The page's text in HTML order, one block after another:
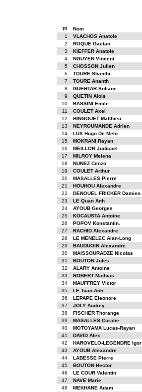
Pl Nom
1
VLACHOS Anatole
2
ROQUE Gaetan
3
KIEFFER Anatole
4
NGUYEN Vincent
5
CHOSSON Julien
6
TOURE Shanthi
7
TOURE Ananth
8
GUEHTAR Sofiane
9
QUETIN Alois
10
BASSINI Emile
11
COULET Axel
12
HINGOUET Matthieu
13
NEYROUMANDE Adrien
14
LUX Hugo De Melo
15
MOKRANI Rayan
16
MEILLON Judicael
17
MILROY Melena
18
NUNEZ Cenzo
19
COULET Arthur
20
MASALLES Pierre
21
HOUHOU Alexandre
22
DENOUEL FRICKER Damien
23
LE Quan Anh
24
AYOUB Georges
25
KOCAUSTA Antoine
26
POPOV Konstantin.
27
RACHID Alexandre
28
LE MENELEC Alan-Long
29
BAUDUOIN Alexandre
30
MAISSOURADZE Nicolas
31
BOUTON Jules
32
ALARY Antoine
33
ROBERT Mathias
34
MAUFFREY Victor
35
LE Tuan Anh
36
LEPAPE Eleonore
37
JOLY Audrey
38
FISCHER Thorange
39
MASALLES Coralie
40
MOTOYAMA Lucas-Rayan
41
DAVID Alex
42
HAROVELO-LEGENDRE Igor
43
AYOUB Alexandre
44
LABESSE Pierre
45
BOUTON Hector
46
LE COUR Valentin
47
NAVE Marie
48
MEKHANE Adam